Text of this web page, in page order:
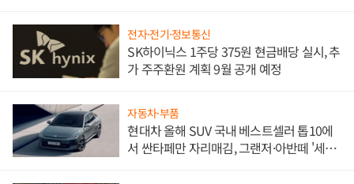
전자·전기·정보통신
SK하이닉스 1주당 375원 현금배당 실시, 추
가 주주환원 계획 9월 공개 예정
자동차·부품
현대차 올해 SUV 국내 베스트셀러 톱10에
서 싼타페만 자리매김, 그랜저·아반떼 '세단